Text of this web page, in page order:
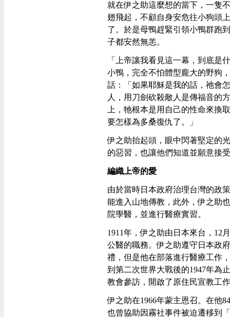
就在伊之助這麼想的當下，一隻
翅飛起，不顧自身安危往小狗頭
了。於是母鴨趕緊引領小鴨群跑
子都安然無恙。
「上帝讓我看見這一幕，到底是
小鴨，完全不怕體型龐大的野狗
話：「如果耶穌是我的話，祂會
人，用刀劍砍殺敵人是傳福音的
上，牠根本是用自己的性命來換
要怎樣為多桑復仇了。」
伊之助抬起頭，眼中閃著堅定的
的惡習，也讓他們知道並願意接
編織上帝的愛
由於當時日本政府治理台灣的政
能進入山地傳教，此外，伊之助
院學醫，並進行醫療實習。
1911年，伊之助由日本來台，12
公醫的職務。伊之助遵守日本政
禮，但是他在部落進行醫療工作
到第二次世界大戰後的1947年為
教會參訪，開啟了原住民宣教工
伊之助在1966年蒙主恩召。在他
也曾協助因霧社事件被迫遷移到